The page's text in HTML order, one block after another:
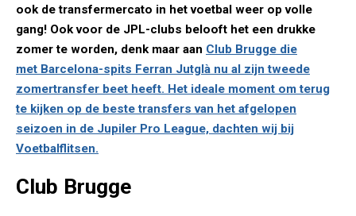
ook de transfermercato in het voetbal weer op volle
gang! Ook voor de JPL-clubs belooft het een drukke
zomer te worden, denk maar aan Club Brugge die
met Barcelona-spits Ferran Jutglà nu al zijn tweede
zomertransfer beet heeft. Het ideale moment om terug
te kijken op de beste transfers van het afgelopen
seizoen in de Jupiler Pro League, dachten wij bij
Voetbalflitsen.
Club Brugge